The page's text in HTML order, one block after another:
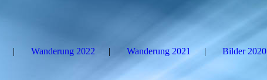
Wanderung 2022 Wanderung 2021 Bilder 2020